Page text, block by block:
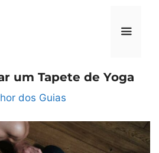
Menu
um Tapete de Yoga
dos Guias